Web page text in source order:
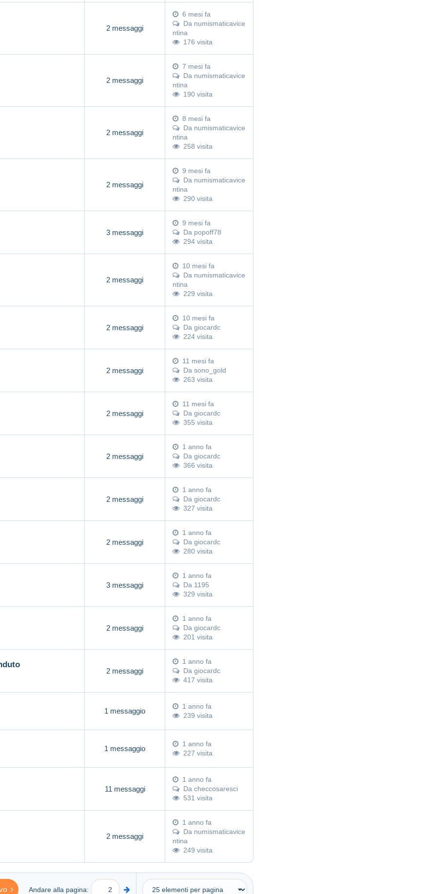
2 messaggi
6 mesi fa
Da numismaticavice
ntina
176 visita
2 messaggi
7 mesi fa
Da numismaticavice
ntina
190 visita
2 messaggi
8 mesi fa
Da numismaticavice
ntina
258 visita
2 messaggi
9 mesi fa
Da numismaticavice
ntina
290 visita
3 messaggi
9 mesi fa
Da popoff78
294 visita
2 messaggi
10 mesi fa
Da numismaticavice
ntina
229 visita
2 messaggi
10 mesi fa
Da giocardc
224 visita
2 messaggi
11 mesi fa
Da sono_gold
263 visita
2 messaggi
11 mesi fa
Da giocardc
355 visita
2 messaggi
1 anno fa
Da giocardc
366 visita
2 messaggi
1 anno fa
Da giocardc
327 visita
2 messaggi
1 anno fa
Da giocardc
280 visita
3 messaggi
1 anno fa
Da 1195
329 visita
2 messaggi
1 anno fa
Da giocardc
201 visita
2 messaggi
1 anno fa
Da giocardc
417 visita
1 messaggio
1 anno fa
239 visita
1 messaggio
1 anno fa
227 visita
11 messaggi
1 anno fa
Da checcosaresci
531 visita
2 messaggi
1 anno fa
Da numismaticavice
ntina
249 visita
Andare alla pagina: